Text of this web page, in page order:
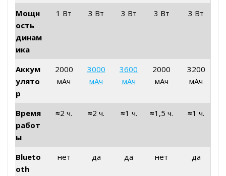
Мощн
ость
динам
ика
1 Вт 3 Вт 3 Вт 3 Вт 3 Вт
Аккум
улято
р
2000
мАч
3000
мАч
3600
мАч
2000
мАч
3200
мАч
Время
работ
ы
≈2 ч. ≈2 ч. ≈1 ч. ≈1,5 ч. ≈1 ч.
Blueto
oth
нет да да нет да